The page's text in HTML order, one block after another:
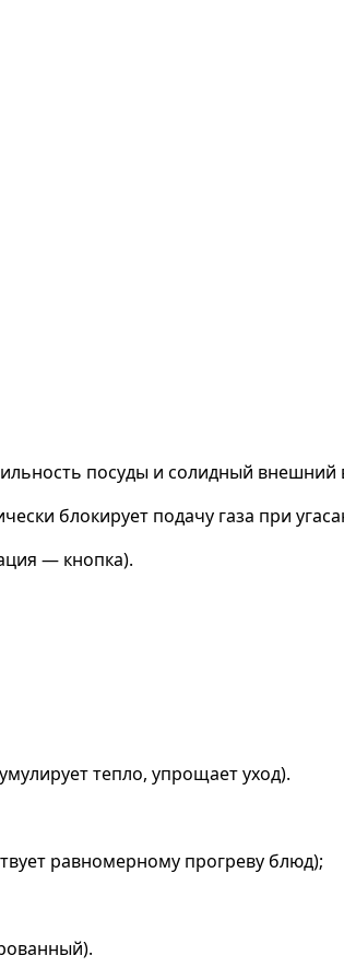
посуды и солидный внешний
блокирует подачу газа при
— кнопка).
тепло, упрощает уход).
равномерному прогреву блюд);